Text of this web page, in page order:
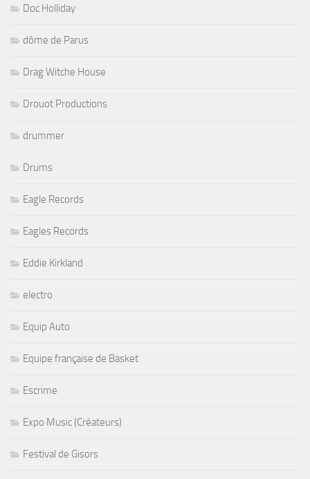
Doc Holliday
dôme de Parus
Drag Witche House
Drouot Productions
drummer
Drums
Eagle Records
Eagles Records
Eddie Kirkland
electro
Equip Auto
Equipe française de Basket
Escrime
Expo Music (Créateurs)
Festival de Gisors